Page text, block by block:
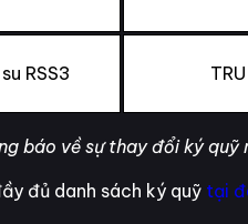
RSS3 TRU
báo về sự thay đổi ký
đủ danh sách ký quỹ tại